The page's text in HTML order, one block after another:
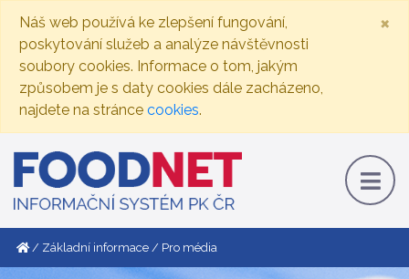
Náš web používá ke zlepšení fungování,
poskytování služeb a analýze návštěvnosti
soubory cookies. Informace o tom, jakým
způsobem je s daty cookies dále zacházeno,
najdete na stránce cookies.
×
Základní informace Pro média